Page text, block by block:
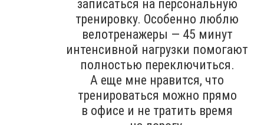
записаться на персональную
тренировку. Особенно люблю
велотренажеры — 45 минут
интенсивной нагрузки помогают
полностью переключиться.
А еще мне нравится, что
тренироваться можно прямо
в офисе и не тратить время